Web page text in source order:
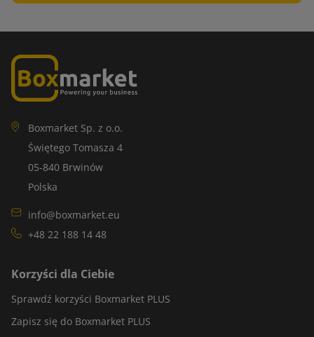
Boxmarket Sp. z o.o.
Świętego Tomasza 4
05-840 Brwinów
Polska
info@boxmarket.eu
+48 22 188 14 48
Korzyści dla Ciebie
Sprawdź korzyści Boxmarket PLUS
Zapisz się do Boxmarket PLUS